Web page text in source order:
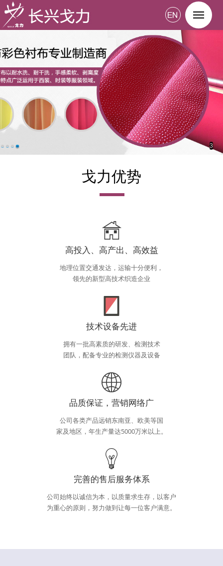
3
戈力优势
高投入、高产出、高效益
地理位置交通发达，运输十分便利，
领先的新型高技术织造企业
技术设备先进
拥有一批高素质的研发、检测技术
团队，配备专业的检测仪器及设备
品质保证，营销网络广
公司各类产品远销东南亚、欧美等国
家及地区，年生产量达5000万米以上。
完善的售后服务体系
公司始终以诚信为本，以质量求生存，以客户
为重心的原则，努力做到让每一位客户满意。